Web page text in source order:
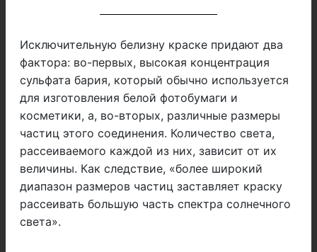
Исключительную белизну краске придают два
фактора: во-первых, высокая концентрация
сульфата бария, который обычно используется
для изготовления белой фотобумаги и
косметики, а, во-вторых, различные размеры
частиц этого соединения. Количество света,
рассеиваемого каждой из них, зависит от их
величины. Как следствие, «более широкий
диапазон размеров частиц заставляет краску
рассеивать большую часть спектра солнечного
света».